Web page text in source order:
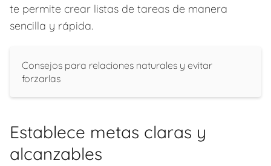
te permite crear listas de tareas de manera
sencilla y rápida.
Consejos para relaciones naturales y evitar
forzarlas
Establece metas claras y
alcanzables